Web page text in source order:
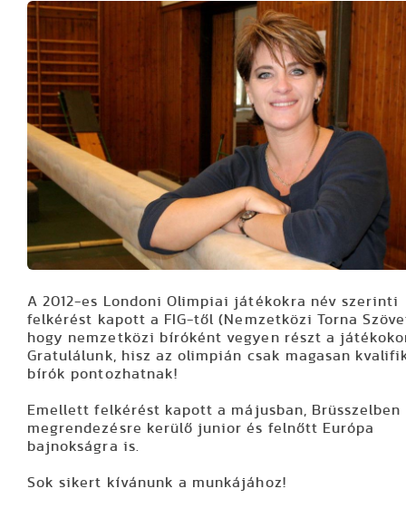
A 2012-es Londoni Olimpiai játékokra név szerinti
felkérést kapott a FIG-től (Nemzetközi Torna
hogy nemzetközi bíróként vegyen részt a
Gratulálunk, hisz az olimpián csak magasan
bírók pontozhatnak!
Emellett felkérést kapott a májusban, Brüsszelben
megrendezésre kerülő junior és felnőtt Európa
bajnokságra is.
Sok sikert kívánunk a munkájához!